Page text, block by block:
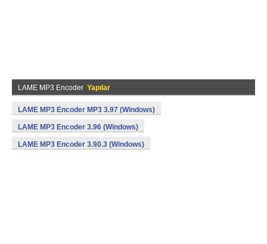
LAME MP3 Encoder Yapılar
LAME MP3 Encoder MP3 3.97 (Windows)
LAME MP3 Encoder 3.96 (Windows)
LAME MP3 Encoder 3.90.3 (Windows)